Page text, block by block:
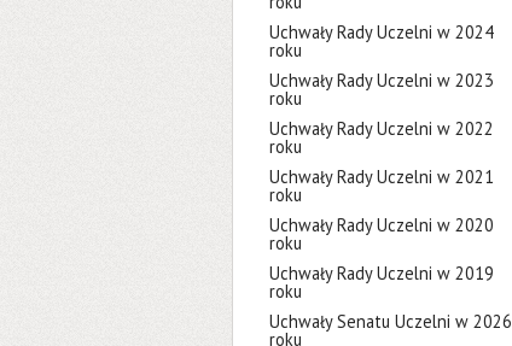
Uchwały Rady Uczelni w 2024
roku
Uchwały Rady Uczelni w 2023
roku
Uchwały Rady Uczelni w 2022
roku
Uchwały Rady Uczelni w 2021
roku
Uchwały Rady Uczelni w 2020
roku
Uchwały Rady Uczelni w 2019
roku
Uchwały Senatu Uczelni w 2026
roku